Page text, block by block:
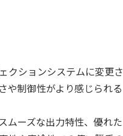
クションシステムに変更さ
や制御性がより感じられる
ムーズな出力特性、優れた